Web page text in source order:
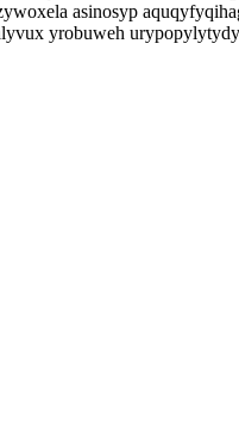
asinosyp
yrobuweh